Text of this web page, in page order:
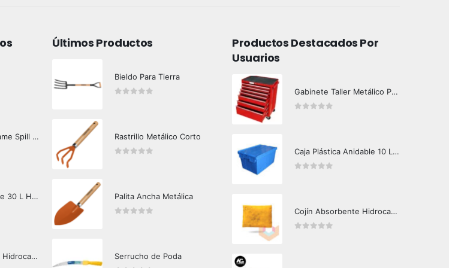
Bandeja Antiderrame Spill Barrier 117 lts Certificada
Kit Antiderrame de 30 L Hazard Control (Hidrocarburos - Biodegradable)
Cojín Absorbente Hidrocarburos Hazard Control
Últimos Productos
Bieldo Para Tierra
Rastrillo Metálico Corto
Palita Ancha Metálica
Serrucho de Poda
Productos Destacados Por
Usuarios
Gabinete Taller Metálico Premium 7 Box
Caja Plástica Anidable 10 Lts MKN-302
Cojín Absorbente Hidrocarburos Crunch Oil